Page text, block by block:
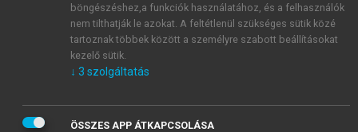
Általános vásárlási feltételeket, valamint a szotar.netés a
mersz.huoldalak licencszerződéseiben foglaltakat
tudomásul veszem és elfogadom.
KIPRÓBÁLOM
böngészéshez,a funkciók használatához, és a felhasználók
nem tilthatják le azokat. A feltétlenül szükséges sütik közé
tartoznak többek között a személyre szabott beállításokat
kezelő sütik.
↓ 3 szolgáltatás
ÖSSZES APP ÁTKAPCSOLÁSA